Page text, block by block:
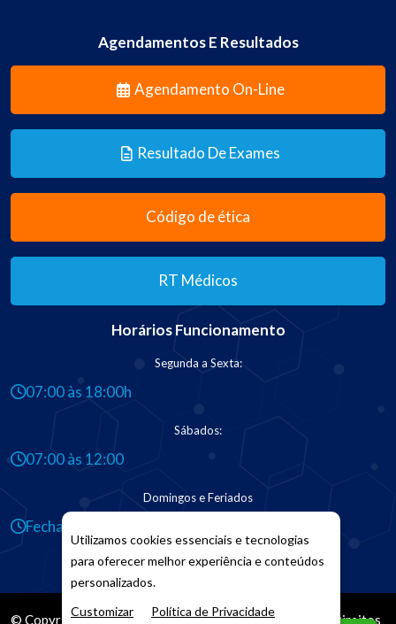
Agendamentos E Resultados
Agendamento On-Line
Resultado De Exames
Código de ética
RT Médicos
Horários Funcionamento
Segunda a Sexta:
07:00 às 18:00h
Sábados:
07:00 às 12:00
Domingos e Feriados
Fechado
© Copyright 2026. DIVIAMarketing Digital. Todos os Direitos
Utilizamos cookies essenciais e tecnologias
para oferecer melhor experiência e conteúdos
personalizados.
Customizar
Política de Privacidade